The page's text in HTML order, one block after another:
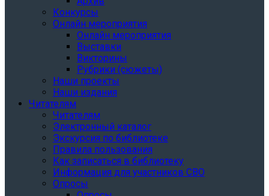
Конкурсы
Онлайн мероприятия
Онлайн мероприятия
Выставки
Викторины
Рубрики (сюжеты)
Наши проекты
Наши издания
Читателям
Читателям
Электронный каталог
Экскурсия по библиотеке
Правила пользования
Как записаться в библиотеку
Информация для участников СВО
Опросы